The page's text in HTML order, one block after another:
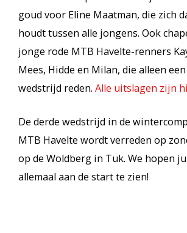
goud voor Eline Maatman, die zich
houdt tussen alle jongens. Ook
jonge rode MTB Havelte-renners
Mees, Hidde en Milan, die alleen
wedstrijd reden. Alle uitslagen zijn
De derde wedstrijd in de
MTB Havelte wordt verreden op
op de Woldberg in Tuk. We hopen
allemaal aan de start te zien!